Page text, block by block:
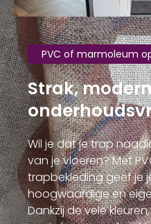
PVC of marmoleum
Strak,
Wil je dat je trap
van je vloeren? Met
trapbekleding geef je
hoogwaardige en
Dankzij de vele